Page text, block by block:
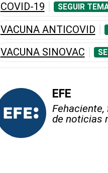
COVID-19 SEGUIR
VACUNA ANTICOVID
VACUNA SINOVAC
EFE
de noticias